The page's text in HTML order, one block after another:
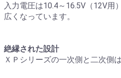
入力電圧は10.4～16.5V（12V用
広くなっています。
絶縁された設計
ＸＰシリーズの一次側と二次側